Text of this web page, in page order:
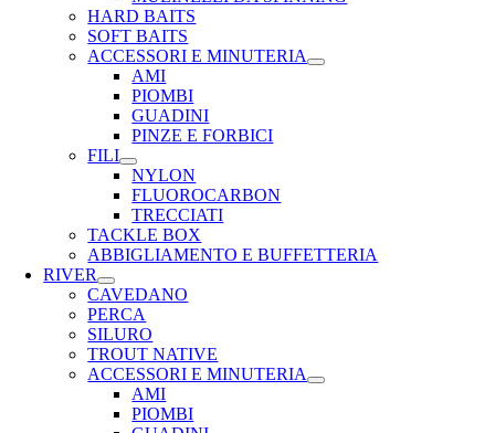
HARD BAITS
SOFT BAITS
ACCESSORI E MINUTERIA
AMI
PIOMBI
GUADINI
PINZE E FORBICI
FILI
NYLON
FLUOROCARBON
TRECCIATI
TACKLE BOX
ABBIGLIAMENTO E BUFFETTERIA
RIVER
CAVEDANO
PERCA
SILURO
TROUT NATIVE
ACCESSORI E MINUTERIA
AMI
PIOMBI